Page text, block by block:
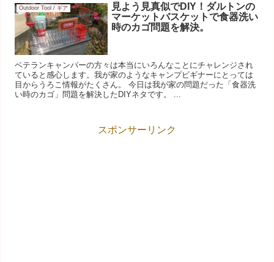
Outdoor Tool / ギア
見よう見真似でDIY！ダルトンの
マーケットバスケットで食器洗い
時のカゴ問題を解決。
ベテランキャンパーの方々は本当にいろんなことにチャレンジされ
ていると感心します。我が家のようなキャンプビギナーにとっては
目からうろこ情報がたくさん。 今日は我が家の問題だった「食器洗
い時のカゴ」問題を解決したDIYネタです。 ...
スポンサーリンク